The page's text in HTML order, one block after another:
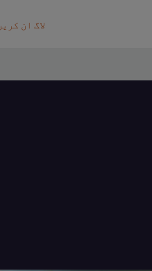
لاگ ان کریں